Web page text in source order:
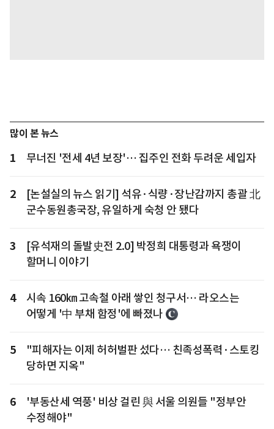
많이 본 뉴스
1 무너진 '전세 4년 보장'… 집주인 전화 두려운 세입자
2
[논설실의 뉴스 읽기] 석유·식량·장난감까지 총괄 北
군수동원총국장, 유일하게 숙청 안 됐다
3
[유석재의 돌발史전 2.0] 박정희 대통령과 욕쟁이
할머니 이야기
4
시속 160㎞ 고속철 아래 쌓인 청구서… 라오스는
어떻게 '中 부채 함정'에 빠졌나
5
"피해자는 이제 허허벌판 섰다… 친족성폭력·스토킹
당하면 지옥"
6
'부동산세 역풍' 비상 걸린 與 서울 의원들 "정부안
수정해야"